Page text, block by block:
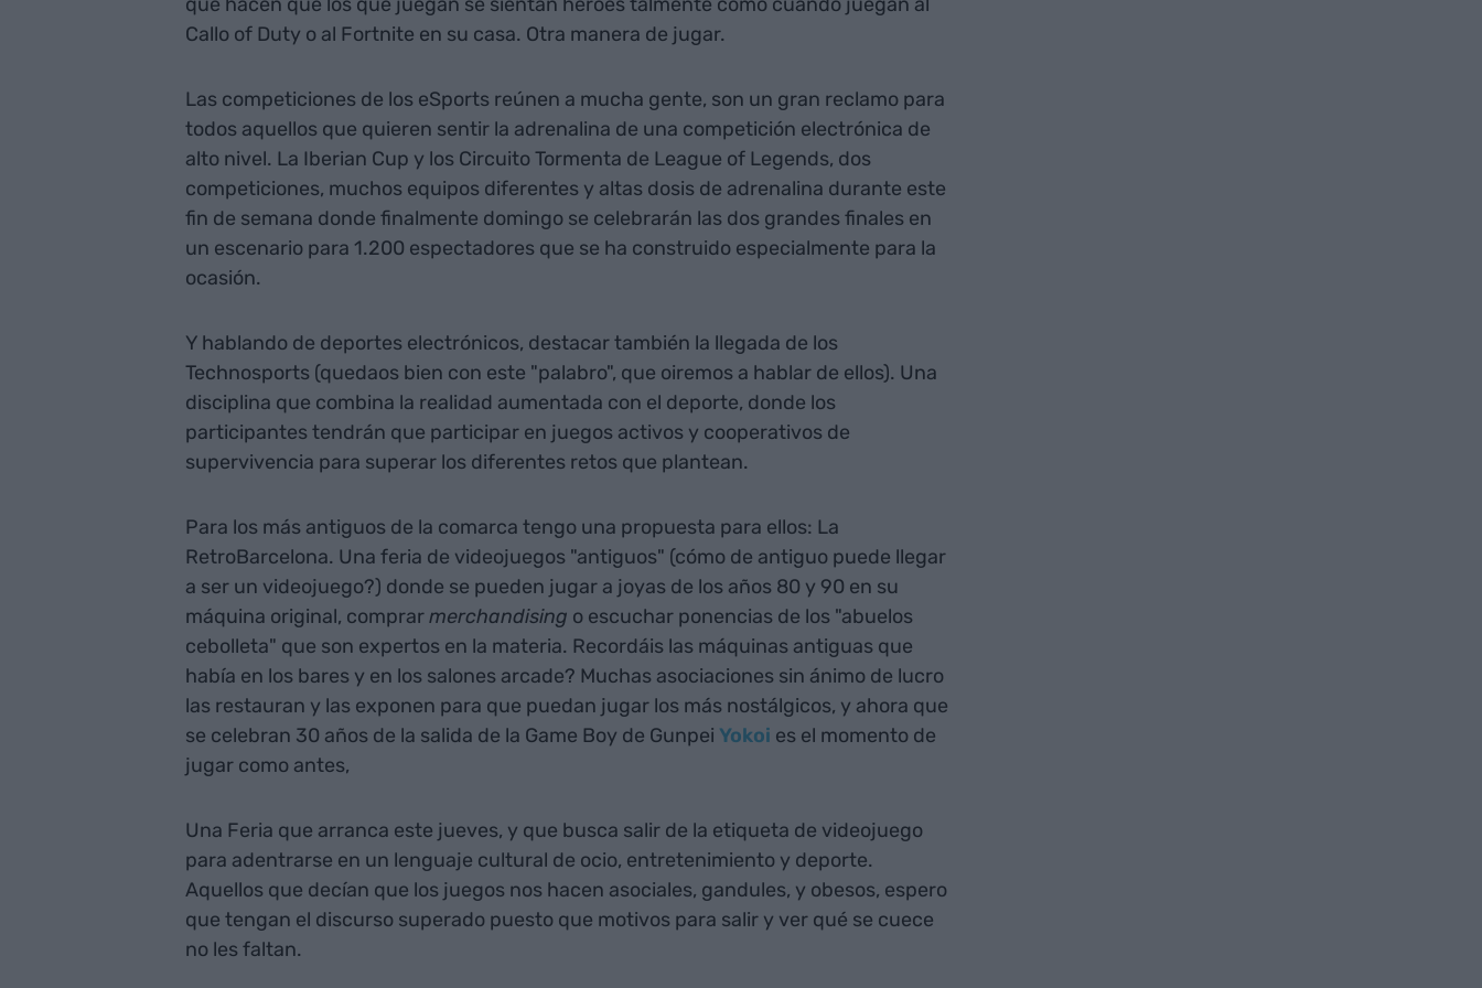
que hacen que los que juegan se sientan héroes talmente como cuando juegan al
Callo of Duty o al Fortnite en su casa. Otra manera de jugar.
Las competiciones de los eSports reúnen a mucha gente, son un gran reclamo para
todos aquellos que quieren sentir la adrenalina de una competición electrónica de
alto nivel. La Iberian Cup y los Circuito Tormenta de League of Legends, dos
competiciones, muchos equipos diferentes y altas dosis de adrenalina durante este
fin de semana donde finalmente domingo se celebrarán las dos grandes finales en
un escenario para 1.200 espectadores que se ha construido especialmente para la
ocasión.
Y hablando de deportes electrónicos, destacar también la llegada de los
Technosports (quedaos bien con este "palabro", que oiremos a hablar de ellos). Una
disciplina que combina la realidad aumentada con el deporte, donde los
participantes tendrán que participar en juegos activos y cooperativos de
supervivencia para superar los diferentes retos que plantean.
Para los más antiguos de la comarca tengo una propuesta para ellos: La
RetroBarcelona. Una feria de videojuegos "antiguos" (cómo de antiguo puede llegar
a ser un videojuego?) donde se pueden jugar a joyas de los años 80 y 90 en su
máquina original, comprarmerchandising o escuchar ponencias de los "abuelos
cebolleta" que son expertos en la materia. Recordáis las máquinas antiguas que
había en los bares y en los salones arcade? Muchas asociaciones sin ánimo de lucro
las restauran y las exponen para que puedan jugar los más nostálgicos, y ahora que
se celebran 30 años de la salida de la Game Boy de Gunpei Yokoi es el momento de
jugar como antes,
Una Feria que arranca este jueves, y que busca salir de la etiqueta de videojuego
para adentrarse en un lenguaje cultural de ocio, entretenimiento y deporte.
Aquellos que decían que los juegos nos hacen asociales, gandules, y obesos, espero
que tengan el discurso superado puesto que motivos para salir y ver qué se cuece
no les faltan.